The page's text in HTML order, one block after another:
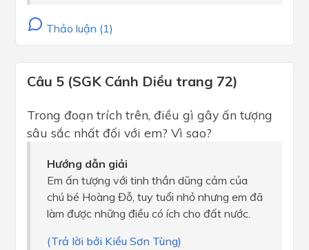
Thảo luận (1)
Câu 5 (SGK Cánh Diều trang 72)
Trong đoạn trích trên, điều gì gây ấn tượng
sâu sắc nhất đối với em? Vì sao?
Hướng dẫn giải
Em ấn tượng với tinh thần dũng cảm của
chú bé Hoàng Đỗ, tuy tuổi nhỏ nhưng em đã
làm được những điều có ích cho đất nước.
(Trả lời bởi Kiều Sơn Tùng)